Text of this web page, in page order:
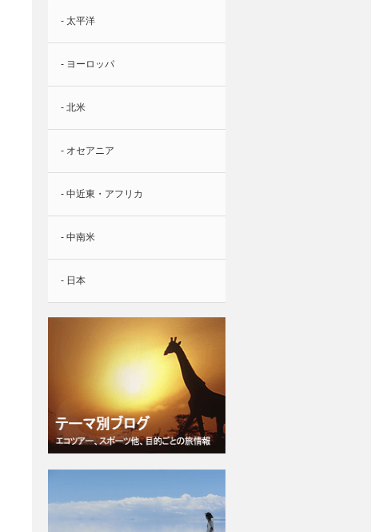
- 太平洋
- ヨーロッパ
- 北米
- オセアニア
- 中近東・アフリカ
- 中南米
- 日本